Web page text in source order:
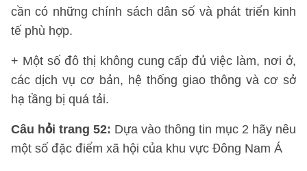
cần có những chính sách dân số và phát triển kinh
tế phù hợp.
+ Một số đô thị không cung cấp đủ việc làm, nơi ở,
các dịch vụ cơ bản, hệ thống giao thông và cơ sở
hạ tầng bị quá tải.
Câu hỏi trang 52: Dựa vào thông tin mục 2 hãy nêu
một số đặc điểm xã hội của khu vực Đông Nam Á